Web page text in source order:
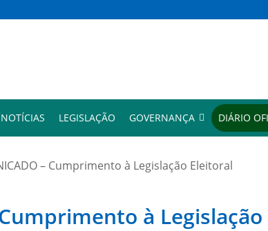
NOTÍCIAS LEGISLAÇÃO GOVERNANÇA DIÁRIO
– Cumprimento à Legislação Eleitoral
à